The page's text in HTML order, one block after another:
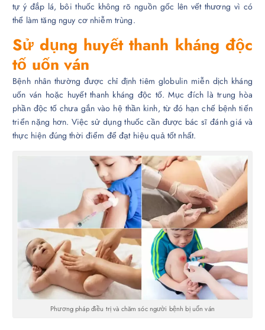
tự ý đắp lá, bôi thuốc không rõ nguồn gốc lên vết thương vì có
thể làm tăng nguy cơ nhiễm trùng.
Sử dụng huyết thanh kháng độc
tố uốn ván
Bệnh nhân thường được chỉ định tiêm globulin miễn dịch kháng
uốn ván hoặc huyết thanh kháng độc tố. Mục đích là trung hòa
phần độc tố chưa gắn vào hệ thần kinh, từ đó hạn chế bệnh tiến
triển nặng hơn. Việc sử dụng thuốc cần được bác sĩ đánh giá và
thực hiện đúng thời điểm để đạt hiệu quả tốt nhất.
Phương pháp điều trị và chăm sóc người bệnh bị uốn ván